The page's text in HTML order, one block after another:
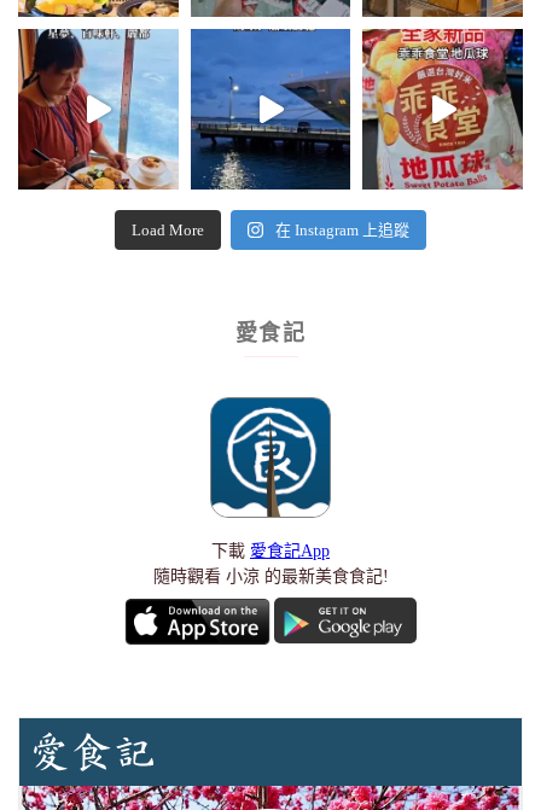
Load More 在 Instagram 上追蹤
愛食記
下載 愛食記App
隨時觀看 小涼 的最新美食食記!